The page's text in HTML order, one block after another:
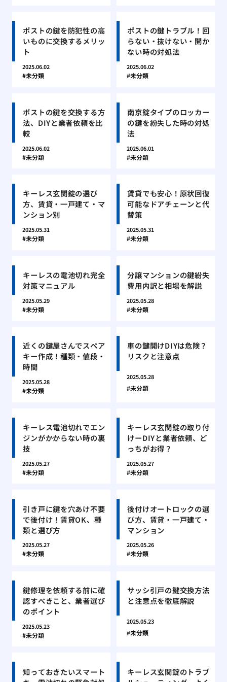
ポストの鍵を防犯性の高
いものに交換するメリッ
ト
2025.06.02
未分類
ポストの鍵トラブル！回
らない・抜けない・開か
ない時の対処法
2025.06.02
未分類
ポストの鍵を交換する方
法、DIYと業者依頼を比
較
2025.06.02
未分類
南京錠タイプのロッカー
の鍵を紛失した時の対処
法
2025.06.01
未分類
キーレス玄関錠の選び
方、賃貸・一戸建て・マ
ンション別
2025.05.31
未分類
賃貸でも安心！原状回復
可能なドアチェーンと代
替策
2025.05.31
未分類
キーレスの電池切れ完全
対策マニュアル
2025.05.29
未分類
分譲マンションの鍵紛失
費用内訳と相場を解説
2025.05.28
未分類
近くの鍵屋さんでスペア
キー作成！種類・値段・
時間
2025.05.28
未分類
車の鍵開けDIYは危険？
リスクと注意点
2025.05.28
未分類
キーレス電池切れでエン
ジンがかからない時の裏
技
2025.05.27
未分類
キーレス玄関錠の取り付
けーDIYと業者依頼、ど
っちがお得？
2025.05.27
未分類
引き戸に鍵を穴あけ不要
で後付け！賃貸OK、種
類と選び方
2025.05.27
未分類
後付けオートロックの選
び方、賃貸・一戸建て・
マンション
2025.05.26
未分類
鍵修理を依頼する前に確
認すべきこと、業者選び
のポイント
2025.05.23
未分類
サッシ引戸の鍵交換方法
と注意点を徹底解説
2025.05.23
未分類
知っておきたいスマート
キーレス玄関錠のトラブ